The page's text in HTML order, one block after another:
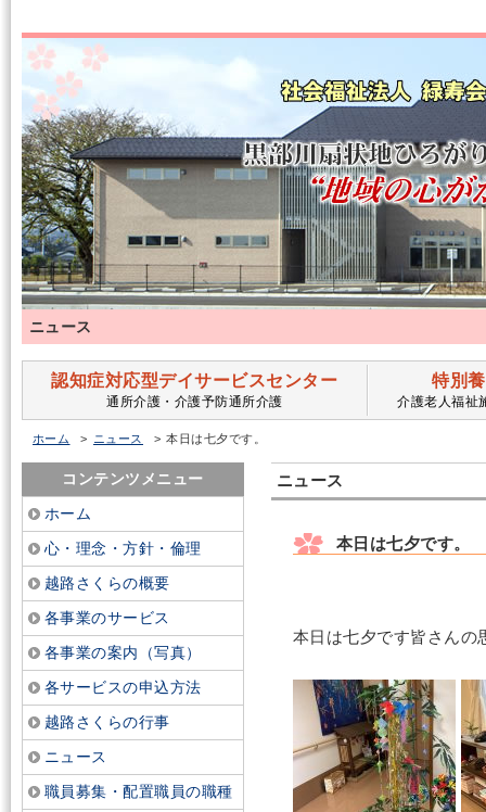
ニュース
認知症対応型デイサービスセンター
通所介護・介護予防通所介護
特別
介護老人福祉
ホーム ニュース 本日は七夕です。
ニュース
本日は七夕です。
本日は七夕です皆さんの
コンテンツメニュー
ホーム
心・理念・方針・倫理
越路さくらの概要
各事業のサービス
各事業の案内（写真）
各サービスの申込方法
越路さくらの行事
ニュース
職員募集・配置職員の職種